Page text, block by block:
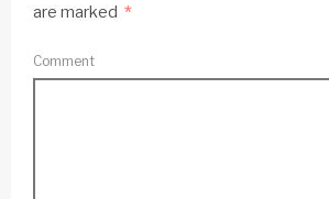
are marked *
Comment